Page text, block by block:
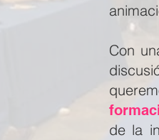
Con
de la